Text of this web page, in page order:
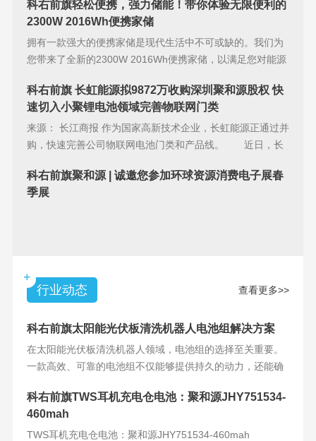
科右前旗轻松便携，强力储能！带你体验无限便利的
2300W 2016Wh便携家储
拥有一款强大的便携家储是现代生活中不可或缺的。我们为
您带来了全新的2300W 2016Wh便携家储，以满足您对能源
科右前旗 长虹能源拟9872万收购深圳聚和源股权 快
速切入小聚锂电池领域完善物联网门类
来源： 长江商报 作为国家高新技术企业，长虹能源正通过并
购，快速完善公司物联网电池门类和产品线。 近日，长
科右前旗聚和源 | 诚邀您参加环球资源消费电子展春
季展
+
行业动态
查看更多>>
科右前旗太阳能光伏板清洗机器人电池组解决方案
在太阳能光伏板清洗机器人领域，电池组的选择至关重要。
一款高效、可靠的电池组不仅能够提供持久的动力，还能确
科右前旗TWS耳机充电仓电池：聚和源JHY751534-
460mah
TWS耳机充电仓电池：聚和源JHY751534-460mah